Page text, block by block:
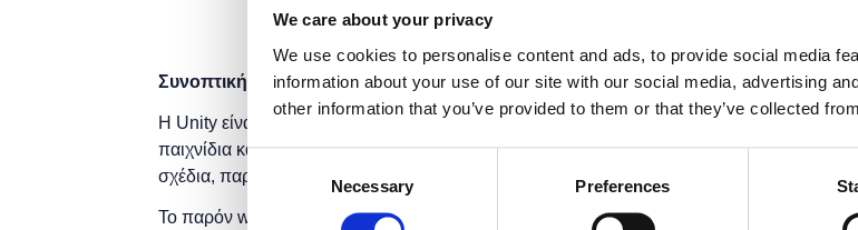
We care about your privacy
We use cookies to personalise content and ads, to provide social media
information about your use of our site with our social media, advertising
other information that you’ve provided to them or that they’ve collected
Consent
Selection
Necessary Preferences
Συνοπτική παρουσίαση σεμιναρίου:
Η Unity είναι μια μηχανή κατασκευής παιχνιδιών. Ωστόσο σήμερα χρησιμοποιείται πέρα
παιχνίδια και για πολλούς άλλους σκοπούς, όπως δημιουργία simulations για πχ.
σχέδια, παραγωγή διαδραστικών ταινιών, και επαυξημένη πραγματικότητα (AR).
Το παρόν workshop θα δώσει στους συμμετέχοντες την ευκαιρία να έρθουν σε επαφή με